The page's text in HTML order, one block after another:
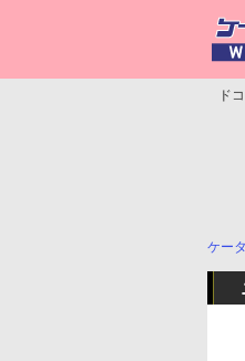
ド
ケー